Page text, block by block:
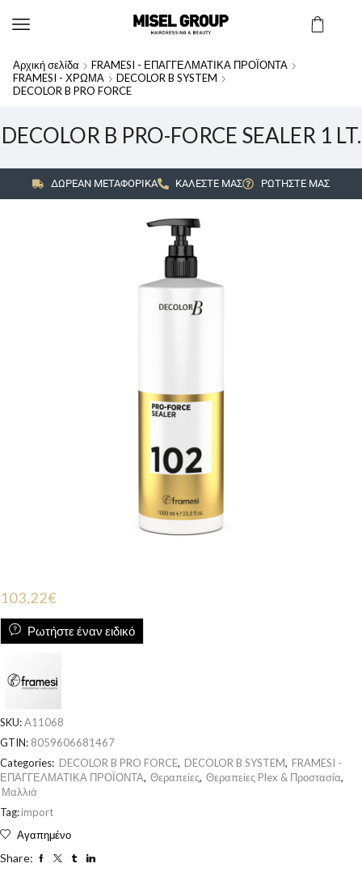
Αρχική σελίδα
FRAMESI - ΕΠΑΓΓΕΛΜΑΤΙΚΑ ΠΡΟΪΟΝΤΑ
FRAMESI - ΧΡΩΜΑ
DECOLOR B SYSTEM
DECOLOR B PRO FORCE
DECOLOR B PRO-FORCE SEALER 1 LT.
ΔΩΡΕΑΝ ΜΕΤΑΦΟΡΙΚΑ ΚΑΛΕΣΤΕ ΜΑΣ ΡΩΤΗΣΤΕ ΜΑΣ
103,22€
Ρωτήστε έναν ειδικό
SKU:A11068
GTIN: 8059606681467
Categories: DECOLOR B PRO FORCE, DECOLOR B SYSTEM, FRAMESI -
ΕΠΑΓΓΕΛΜΑΤΙΚΑ ΠΡΟΪΟΝΤΑ, Θεραπείες, Θεραπείες Plex & Προστασία,
Μαλλιά
Tag:import
Αγαπημένο
Share: